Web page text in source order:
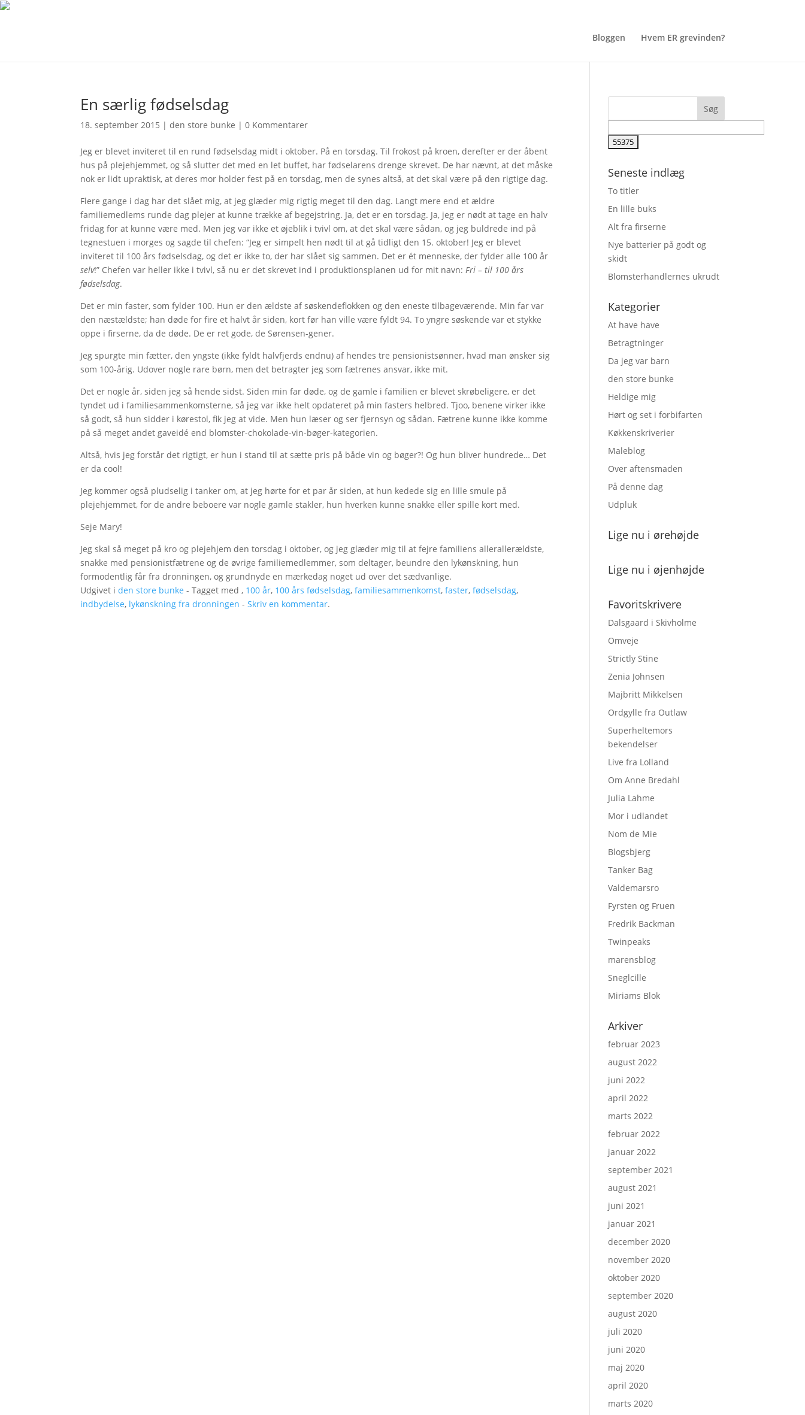
Bloggen Hvem ER grevinden?
En særlig fødselsdag
18. september 2015 |den store bunke |0 Kommentarer
Jeg er blevet inviteret til en rund fødselsdag midt i oktober. På en torsdag. Til frokost på kroen, derefter er der åbent
hus på plejehjemmet, og så slutter det med en let buffet, har fødselarens drenge skrevet. De har nævnt, at det måske
nok er lidt upraktisk, at deres mor holder fest på en torsdag, men de synes altså, at det skal være på den rigtige dag.
Flere gange i dag har det slået mig, at jeg glæder mig rigtig meget til den dag. Langt mere end et ældre
familiemedlems runde dag plejer at kunne trække af begejstring. Ja, det er en torsdag. Ja, jeg er nødt at tage en halv
fridag for at kunne være med. Men jeg var ikke et øjeblik i tvivl om, at det skal være sådan, og jeg buldrede ind på
tegnestuen i morges og sagde til chefen: “Jeg er simpelt hen nødt til at gå tidligt den 15. oktober! Jeg er blevet
inviteret til 100 års fødselsdag, og det er ikke to, der har slået sig sammen. Det er ét menneske, der fylder alle 100 år
selv!” Chefen var heller ikke i tvivl, så nu er det skrevet ind i produktionsplanen ud for mit navn:Fri – til 100 års
fødselsdag.
Det er min faster, som fylder 100. Hun er den ældste af søskendeflokken og den eneste tilbageværende. Min far var
den næstældste; han døde for fire et halvt år siden, kort før han ville være fyldt 94. To yngre søskende var et stykke
oppe i firserne, da de døde. De er ret gode, de Sørensen-gener.
Jeg spurgte min fætter, den yngste (ikke fyldt halvfjerds endnu) af hendes tre pensionistsønner, hvad man ønsker sig
som 100-årig. Udover nogle rare børn, men det betragter jeg som fætrenes ansvar, ikke mit.
Det er nogle år, siden jeg så hende sidst. Siden min far døde, og de gamle i familien er blevet skrøbeligere, er det
tyndet ud i familiesammenkomsterne, så jeg var ikke helt opdateret på min fasters helbred. Tjoo, benene virker ikke
så godt, så hun sidder i kørestol, fik jeg at vide. Men hun læser og ser fjernsyn og sådan. Fætrene kunne ikke komme
på så meget andet gaveidé end blomster-chokolade-vin-bøger-kategorien.
Altså, hvis jeg forstår det rigtigt, er hun i stand til at sætte pris på både vin og bøger?! Og hun bliver hundrede… Det
er da cool!
Jeg kommer også pludselig i tanker om, at jeg hørte for et par år siden, at hun kedede sig en lille smule på
plejehjemmet, for de andre beboere var nogle gamle stakler, hun hverken kunne snakke eller spille kort med.
Seje Mary!
Jeg skal så meget på kro og plejehjem den torsdag i oktober, og jeg glæder mig til at fejre familiens allerallerældste,
snakke med pensionistfætrene og de øvrige familiemedlemmer, som deltager, beundre den lykønskning, hun
formodentlig får fra dronningen, og grundnyde en mærkedag noget ud over det sædvanlige.
Udgivet iden store bunke - Tagget med , 100 år, 100 års fødselsdag,familiesammenkomst,faster,fødselsdag,
indbydelse, lykønskning fra dronningen -Skriv en kommentar.
Seneste indlæg
To titler
En lille buks
Alt fra firserne
Nye batterier på godt og
skidt
Blomsterhandlernes ukrudt
Kategorier
At have have
Betragtninger
Da jeg var barn
den store bunke
Heldige mig
Hørt og set i forbifarten
Køkkenskriverier
Maleblog
Over aftensmaden
På denne dag
Udpluk
Lige nu i ørehøjde
Lige nu i øjenhøjde
Favoritskrivere
Dalsgaard i Skivholme
Omveje
Strictly Stine
Zenia Johnsen
Majbritt Mikkelsen
Ordgylle fra Outlaw
Superheltemors
bekendelser
Live fra Lolland
Om Anne Bredahl
Julia Lahme
Mor i udlandet
Nom de Mie
Blogsbjerg
Tanker Bag
Valdemarsro
Fyrsten og Fruen
Fredrik Backman
Twinpeaks
marensblog
Sneglcille
Miriams Blok
Arkiver
februar 2023
august 2022
juni 2022
april 2022
marts 2022
februar 2022
januar 2022
september 2021
august 2021
juni 2021
januar 2021
december 2020
november 2020
oktober 2020
september 2020
august 2020
juli 2020
juni 2020
maj 2020
april 2020
marts 2020